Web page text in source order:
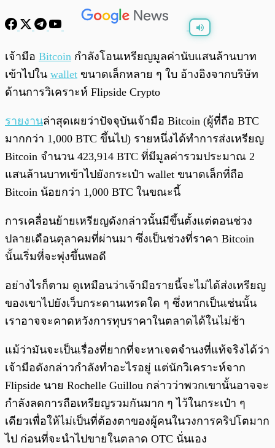
0:00/
เจ้ามือ Bitcoin กำลังโอนเหรียญมูลค่านับแสนล้านบาท
เข้าไปใน wallet ขนาดเล็กหลาย ๆ ใบ อ้างอิงจากบริษัท
ด้านการวิเคราะห์ Flipside Crypto
รายงานล่าสุดเผยว่าปัจจุบันเจ้ามือ Bitcoin (ผู้ที่ถือ BTC
มากกว่า 1,000 BTC ขึ้นไป) รายหนึ่งได้ทำการส่งเหรียญ
Bitcoin จำนวน 423,914 BTC ที่มีมูลค่ารวมประมาณ 2
แสนล้านบาทเข้าไปยังกระเป๋า wallet ขนาดเล็กที่ถือ
Bitcoin น้อยกว่า 1,000 BTC ในขณะนี้
การเคลื่อนย้ายเหรียญดังกล่าวนั้นมีขึ้นตั้งแต่ตอนช่วง
ปลายเดือนตุลาคมที่ผ่านมา ซึ่งเป็นช่วงที่ราคา Bitcoin
นั้นเริ่มที่จะพุ่งขึ้นพอดี
อย่างไรก็ตาม ดูเหมือนว่าเจ้ามือรายนี้จะไม่ได้ส่งเหรียญ
ของเขาไปยังเว็บกระดานเทรดใด ๆ ซึ่งหากเป็นเช่นนั้น
เราอาจจะคาดหวังการทุบราคาในตลาดได้ในไม่ช้า
แม้ว่ามันจะเป็นเรื่องที่ยากที่จะหาเจตจำนงที่แท้จริงได้ว่า
เจ้ามือดังกล่าวกำลังทำอะไรอยู่ แต่นักวิเคราะห์จาก
Flipside นาย Rochelle Guillou กล่าวว่าพวกเขานั้นอาจจะ
กำลังลดการถือเหรียญรวมกันมาก ๆ ไว้ในกระเป๋า ๆ
เดียวเพื่อให้ไม่เป็นที่ต้องตาของผู้คนในวงการคริปโตมาก
ไป ก่อนที่จะนำไปขายในตลาด OTC นั่นเอง